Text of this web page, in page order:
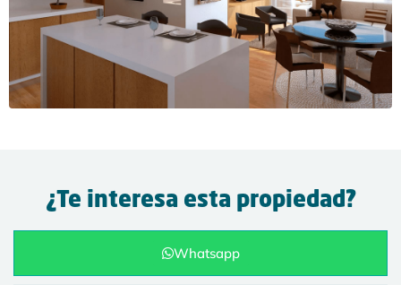
¿Te interesa esta propiedad?
Whatsapp